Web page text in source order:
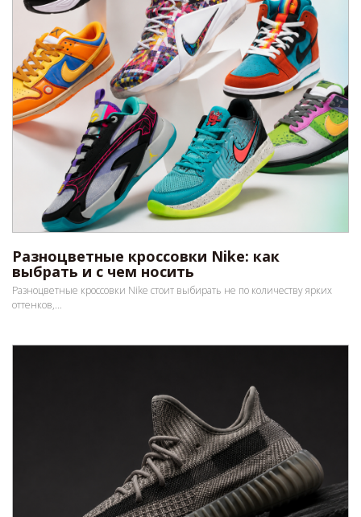
Разноцветные кроссовки Nike: как
выбрать и с чем носить
Разноцветные кроссовки Nike стоит выбирать не по количеству ярких
оттенков,...